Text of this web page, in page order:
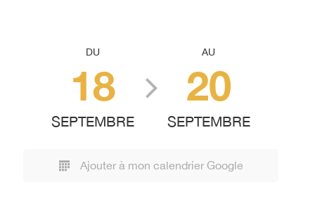
DU
18
SEPTEMBRE
AU
20
SEPTEMBRE
Ajouter à mon calendrier Google